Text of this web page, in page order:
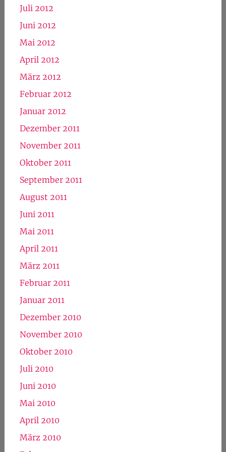
Juli 2012
Juni 2012
Mai 2012
April 2012
März 2012
Februar 2012
Januar 2012
Dezember 2011
November 2011
Oktober 2011
September 2011
August 2011
Juni 2011
Mai 2011
April 2011
März 2011
Februar 2011
Januar 2011
Dezember 2010
November 2010
Oktober 2010
Juli 2010
Juni 2010
Mai 2010
April 2010
März 2010